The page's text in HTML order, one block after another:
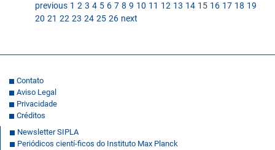
previous 1 2 3 4 5 6 7 8 9 10 11 12 13 14 15 16 17 18 19
20 21 22 23 24 25 26 next
Contato
Aviso Legal
Privacidade
Créditos
Newsletter SIPLA
Periódicos cientí-ficos do Instituto Max Planck